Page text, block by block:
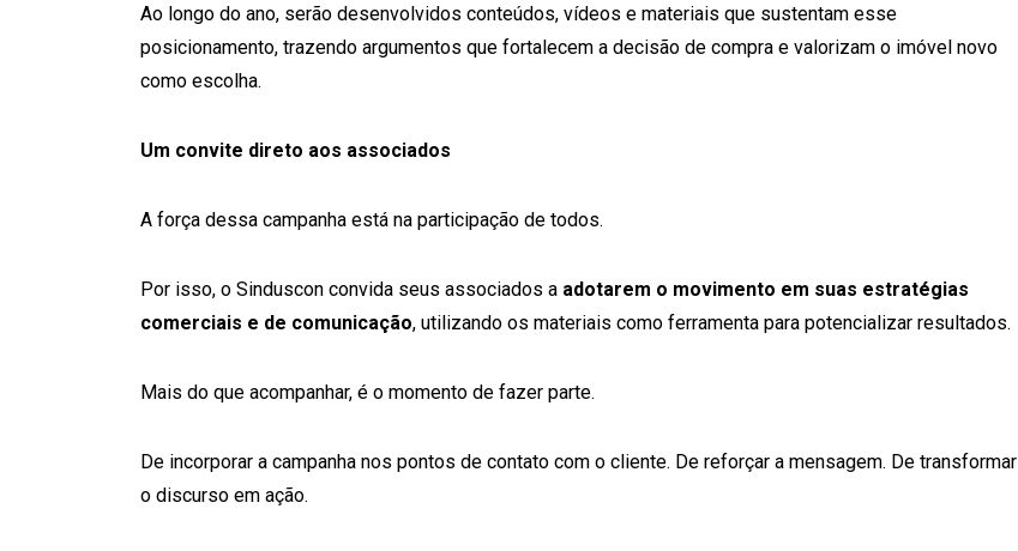
Ao longo do ano, serão desenvolvidos conteúdos, vídeos e materiais que sustentam esse
posicionamento, trazendo argumentos que fortalecem a decisão de compra e valorizam o imóvel novo
como escolha.
Um convite direto aos associados
A força dessa campanha está na participação de todos.
Por isso, o Sinduscon convida seus associados a adotarem o movimento em suas estratégias
comerciais e de comunicação, utilizando os materiais como ferramenta para potencializar resultados.
Mais do que acompanhar, é o momento de fazer parte.
De incorporar a campanha nos pontos de contato com o cliente. De reforçar a mensagem. De transformar
o discurso em ação.